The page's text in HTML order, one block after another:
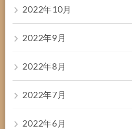
2022年10月
2022年9月
2022年8月
2022年7月
2022年6月